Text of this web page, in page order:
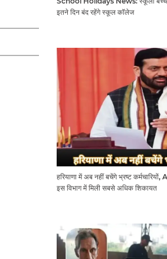
इतने दिन बंद रहेंगे स्कूल कॉलेज
हरियाणा में अब नहीं बचेंगे भ्रष्ट कर्मचारियों,
इस विभाग में मिली सबसे अधिक शिकायत